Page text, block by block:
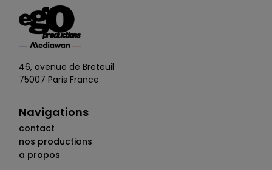
46, avenue de Breteuil
75007 Paris France
Navigations
contact
nos productions
a propos